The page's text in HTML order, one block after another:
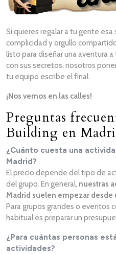
Si quieres regalar a tu gente
complicidad y orgullo
listo para diseñar una aventura
con sus secretos, nosotros
tu equipo escribe el final.
¡Nos vemos en las calles!
Preguntas
Building en
¿Cuánto cuesta una
Madrid?
El precio depende del tipo de
del grupo. En general, nuestras
Madrid suelen empezar desde
Para grupos grandes o eventos
habitual es preparar un
¿Para cuántas personas
actividades?